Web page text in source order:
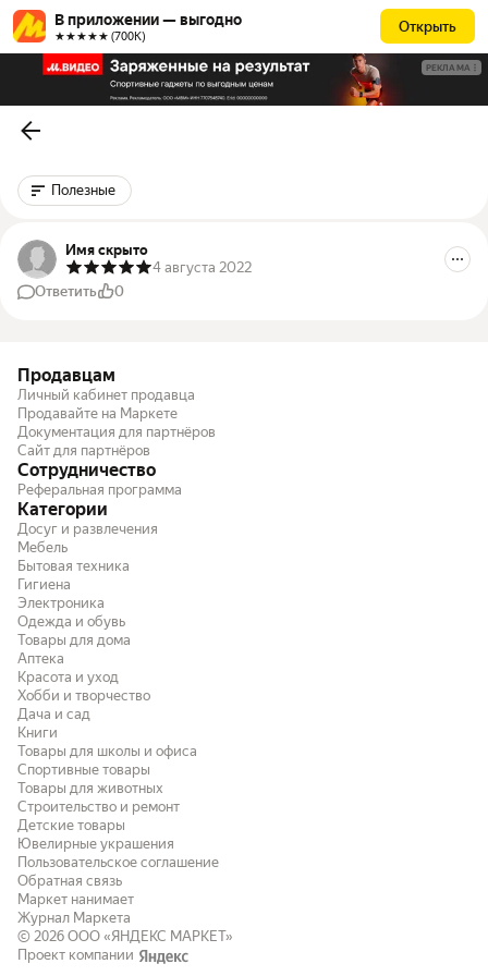
В приложении — выгодно
★★★★★ (700К)
Открыть
РЕКЛАМА
Полезные
Имя скрыто
4 августа 2022
Ответить
0
Продавцам
Личный кабинет продавца
Продавайте на Маркете
Документация для партнёров
Сайт для партнёров
Сотрудничество
Реферальная программа
Категории
Досуг и развлечения
Мебель
Бытовая техника
Гигиена
Электроника
Одежда и обувь
Товары для дома
Аптека
Красота и уход
Хобби и творчество
Дача и сад
Книги
Товары для школы и офиса
Спортивные товары
Товары для животных
Строительство и ремонт
Детские товары
Ювелирные украшения
Пользовательское соглашение
Обратная связь
Маркет нанимает
Журнал Маркета
© 2026 ООО «ЯНДЕКС МАРКЕТ»
Проект компании